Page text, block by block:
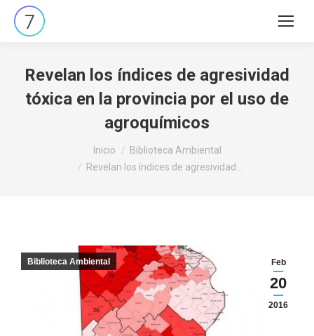
Buscar:
Revelan los índices de agresividad
tóxica en la provincia por el uso de
agroquímicos
Inicio
Biblioteca Ambiental
Revelan los índices de agresividad…
Feb
20
2016
Biblioteca Ambiental